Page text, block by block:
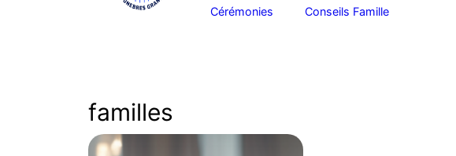
Cérémonies Conseils Famille
familles